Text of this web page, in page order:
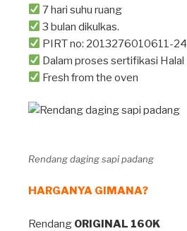
7 hari suhu ruang
3 bulan dikulkas.
PIRT no: 2013276010611-24
Dalam proses sertifikasi Halal
Fresh from the oven
Rendang daging sapi padang
HARGANYA GIMANA?
Rendang ORIGINAL 160K